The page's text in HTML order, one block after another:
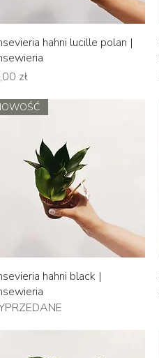
Podgląd
hahni lucille polan |
zł
Podgląd
hahni black |